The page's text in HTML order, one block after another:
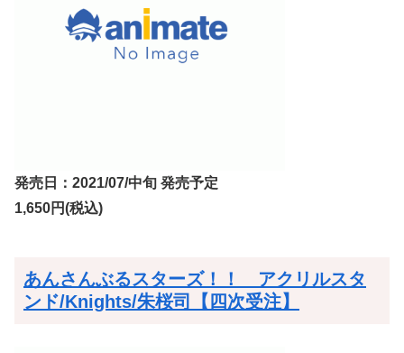
発売日：2021/07/中旬 発売予定
1,650円(税込)
あんさんぶるスターズ！！ アクリルスタ
ンド/Knights/朱桜司【四次受注】